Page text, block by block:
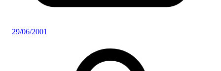
29/06/2001